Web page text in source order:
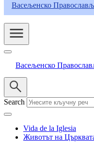
Васељенско
Васељенско
Search
Vida de la Iglesia
Животът на